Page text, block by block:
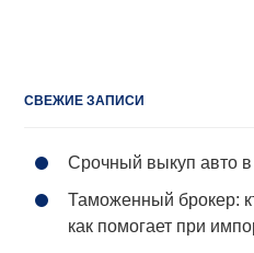
СВЕЖИЕ ЗАПИСИ
Срочный выкуп авто
Таможенный брокер:
как помогает при